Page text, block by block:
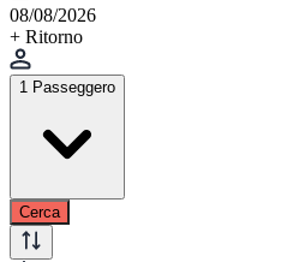
08/08/2026
+ Ritorno
1 Passeggero
Cerca